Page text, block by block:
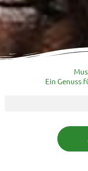
Ein Genuss